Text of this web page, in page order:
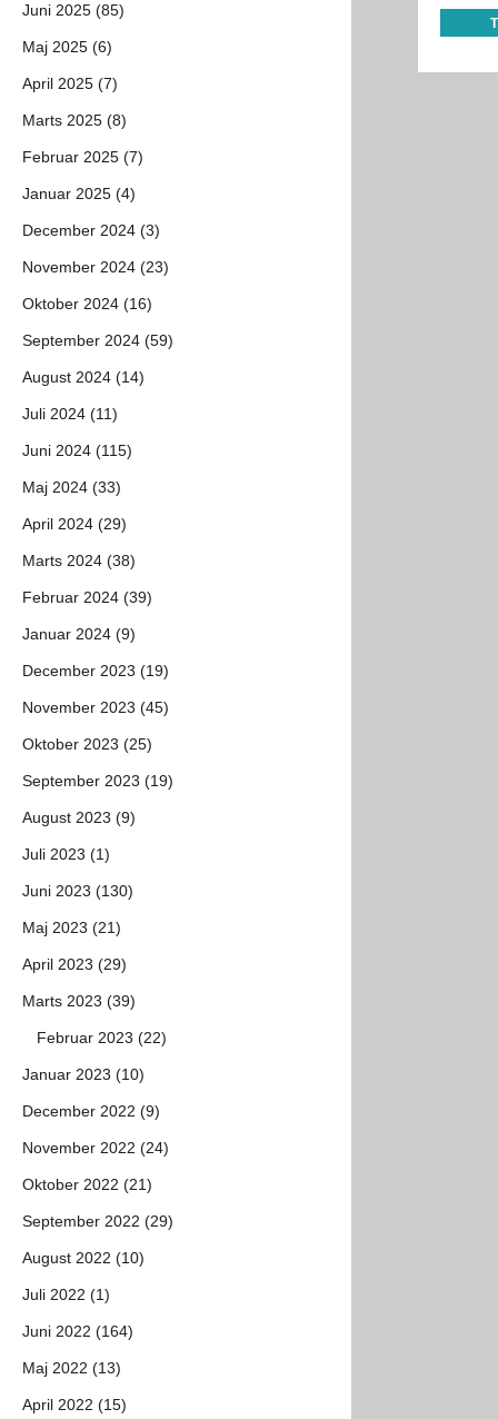
Juni 2025 (85)
Maj 2025 (6)
April 2025 (7)
Marts 2025 (8)
Februar 2025 (7)
Januar 2025 (4)
December 2024 (3)
November 2024 (23)
Oktober 2024 (16)
September 2024 (59)
August 2024 (14)
Juli 2024 (11)
Juni 2024 (115)
Maj 2024 (33)
April 2024 (29)
Marts 2024 (38)
Februar 2024 (39)
Januar 2024 (9)
December 2023 (19)
November 2023 (45)
Oktober 2023 (25)
September 2023 (19)
August 2023 (9)
Juli 2023 (1)
Juni 2023 (130)
Maj 2023 (21)
April 2023 (29)
Marts 2023 (39)
Februar 2023 (22)
Januar 2023 (10)
December 2022 (9)
November 2022 (24)
Oktober 2022 (21)
September 2022 (29)
August 2022 (10)
Juli 2022 (1)
Juni 2022 (164)
Maj 2022 (13)
April 2022 (15)